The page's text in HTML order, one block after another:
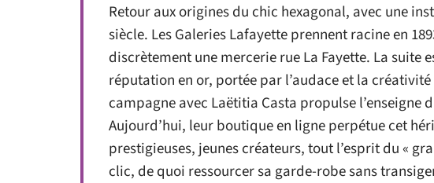
Retour aux origines du chic hexagonal, avec une
siècle. Les Galeries Lafayette prennent racine en
discrètement une mercerie rue La Fayette. La suite
réputation en or, portée par l’audace et la créativité
campagne avec Laëtitia Casta propulse l’enseigne
Aujourd’hui, leur boutique en ligne perpétue cet
prestigieuses, jeunes créateurs, tout l’esprit du «
clic, de quoi ressourcer sa garde-robe sans